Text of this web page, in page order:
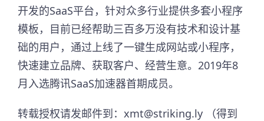
开发的SaaS平台，针对众多行业提供多套小程序
模板，目前已经帮助三百多万没有技术和设计基
础的用户，通过上线了一键生成网站或小程序，
快速建立品牌、获取客户、经营生意。2019年8
月入选腾讯SaaS加速器首期成员。​
转载授权请发邮件到：xmt@striking.ly （得到